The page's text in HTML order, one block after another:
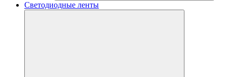
Светодиодные ленты